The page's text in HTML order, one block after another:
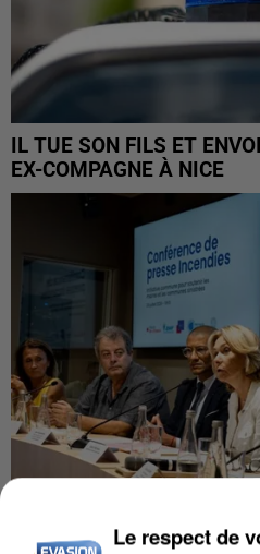
IL TUE SON FILS ET
EX-COMPAGNE À NICE
Le respect de